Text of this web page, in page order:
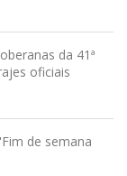
da 41ª
oficiais
de semana